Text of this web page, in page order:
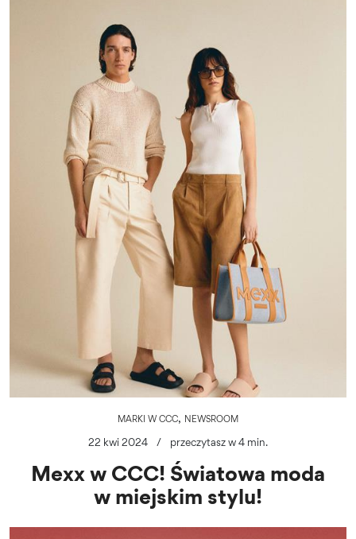
MARKI W CCC, NEWSROOM
22 kwi 2024 / przeczytasz w 4 min.
Mexx w CCC! Światowa moda
w miejskim stylu!